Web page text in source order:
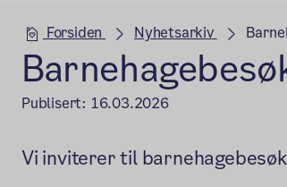
Hovedseksjon
Forsiden Nyhetsarkiv
Publisert: 16.03.2026
Vi inviterer til